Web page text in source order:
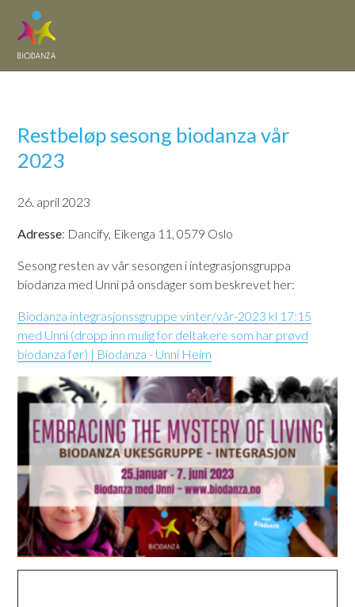
Restbeløp sesong biodanza vår
2023
26. april 2023
Adresse: Dancify, Eikenga 11, 0579 Oslo
Sesong resten av vår sesongen i integrasjonsgruppa
biodanza med Unni på onsdager som beskrevet her:
Biodanza integrasjonssgruppe vinter/vår-2023 kl 17:15
med Unni (dropp inn mulig for deltakere som har prøvd
biodanza før) | Biodanza - Unni Heim